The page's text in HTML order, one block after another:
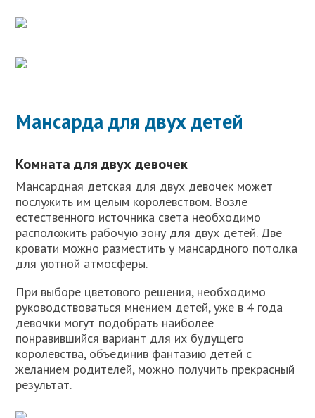
Мансарда для двух детей
Комната для двух девочек
Мансардная детская для двух девочек может
послужить им целым королевством. Возле
естественного источника света необходимо
расположить рабочую зону для двух детей. Две
кровати можно разместить у мансардного потолка
для уютной атмосферы.
При выборе цветового решения, необходимо
руководствоваться мнением детей, уже в 4 года
девочки могут подобрать наиболее
понравившийся вариант для их будущего
королевства, объединив фантазию детей с
желанием родителей, можно получить прекрасный
результат.